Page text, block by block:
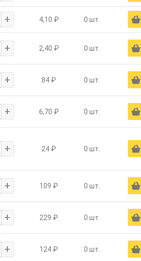
+ 4,10 ₽ 0 шт. Ä
+ 2,40 ₽ 0 шт. Ä
+ 84 ₽ 0 шт. Ä
+ 6,70 ₽ 0 шт. Ä
+ 24 ₽ 0 шт. Ä
+ 109 ₽ 0 шт. Ä
+ 229 ₽ 0 шт. Ä
+ 124 ₽ 0 шт. Ä